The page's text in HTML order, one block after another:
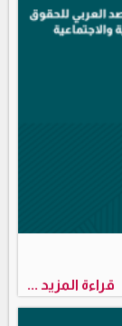
قراءة المزيد ...